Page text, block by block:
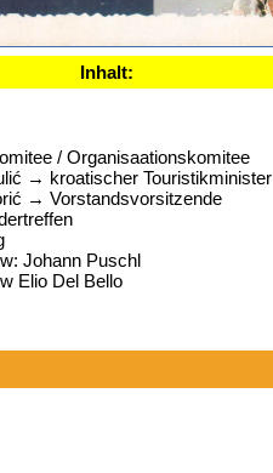
Inhalt:
/ Organisaationskomitee
→ kroatischer Touristikminister
→ Vorstandsvorsitzende
Johann Puschl
Elio Del Bello